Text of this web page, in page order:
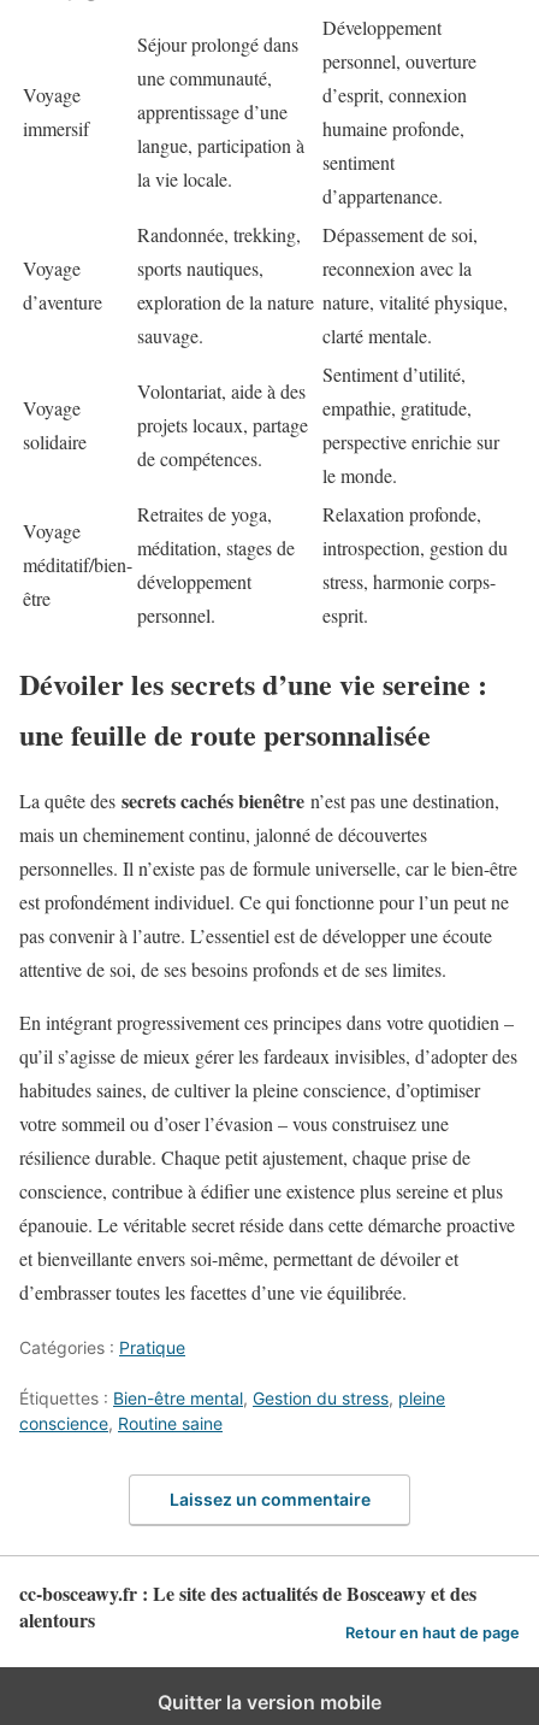
Voyage
immersif
Séjour prolongé dans
une communauté,
apprentissage d’une
langue, participation à
la vie locale.
Développement
personnel, ouverture
d’esprit, connexion
humaine profonde,
sentiment
d’appartenance.
Voyage
d’aventure
Randonnée, trekking,
sports nautiques,
exploration de la nature
sauvage.
Dépassement de soi,
reconnexion avec la
nature, vitalité physique,
clarté mentale.
Voyage
solidaire
Volontariat, aide à des
projets locaux, partage
de compétences.
Sentiment d’utilité,
empathie, gratitude,
perspective enrichie sur
le monde.
Voyage
méditatif/bien-
être
Retraites de yoga,
méditation, stages de
développement
personnel.
Relaxation profonde,
introspection, gestion du
stress, harmonie corps-
esprit.
Dévoiler les secrets d’une vie sereine :
une feuille de route personnalisée
La quête des secrets cachés bienêtre n’est pas une destination,
mais un cheminement continu, jalonné de découvertes
personnelles. Il n’existe pas de formule universelle, car le bien-être
est profondément individuel. Ce qui fonctionne pour l’un peut ne
pas convenir à l’autre. L’essentiel est de développer une écoute
attentive de soi, de ses besoins profonds et de ses limites.
En intégrant progressivement ces principes dans votre quotidien –
qu’il s’agisse de mieux gérer les fardeaux invisibles, d’adopter des
habitudes saines, de cultiver la pleine conscience, d’optimiser
votre sommeil ou d’oser l’évasion – vous construisez une
résilience durable. Chaque petit ajustement, chaque prise de
conscience, contribue à édifier une existence plus sereine et plus
épanouie. Le véritable secret réside dans cette démarche proactive
et bienveillante envers soi-même, permettant de dévoiler et
d’embrasser toutes les facettes d’une vie équilibrée.
Catégories : Pratique
Étiquettes : Bien-être mental, Gestion du stress, pleine
conscience, Routine saine
Laissez un commentaire
cc-bosceawy.fr : Le site des actualités de Bosceawy et des
alentours
Retour en haut de page
Quitter la version mobile